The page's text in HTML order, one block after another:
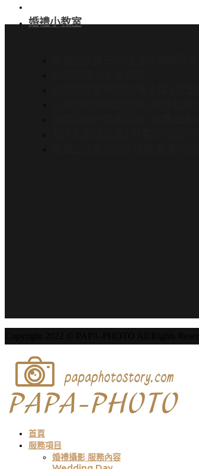
婚禮小教室
首頁
服務項目
婚禮攝影 服務內容